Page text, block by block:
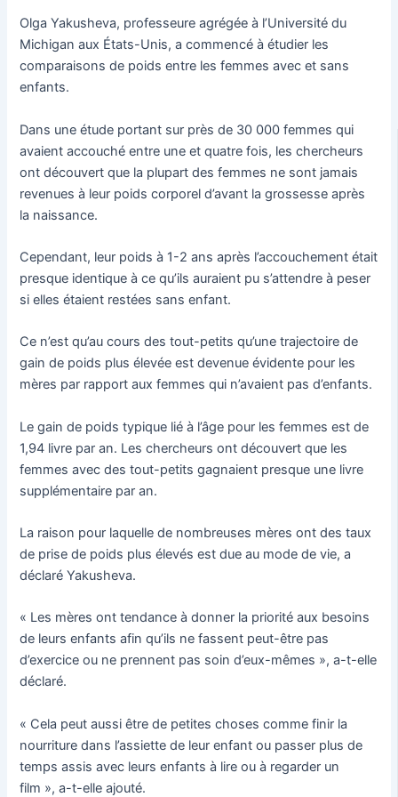
Olga Yakusheva, professeure agrégée à l’Université du
Michigan aux États-Unis, a commencé à étudier les
comparaisons de poids entre les femmes avec et sans
enfants.
Dans une étude portant sur près de 30 000 femmes qui
avaient accouché entre une et quatre fois, les chercheurs
ont découvert que la plupart des femmes ne sont jamais
revenues à leur poids corporel d’avant la grossesse après
la naissance.
Cependant, leur poids à 1-2 ans après l’accouchement était
presque identique à ce qu’ils auraient pu s’attendre à peser
si elles étaient restées sans enfant.
Ce n’est qu’au cours des tout-petits qu’une trajectoire de
gain de poids plus élevée est devenue évidente pour les
mères par rapport aux femmes qui n’avaient pas d’enfants.
Le gain de poids typique lié à l’âge pour les femmes est de
1,94 livre par an. Les chercheurs ont découvert que les
femmes avec des tout-petits gagnaient presque une livre
supplémentaire par an.
La raison pour laquelle de nombreuses mères ont des taux
de prise de poids plus élevés est due au mode de vie, a
déclaré Yakusheva.
« Les mères ont tendance à donner la priorité aux besoins
de leurs enfants afin qu’ils ne fassent peut-être pas
d’exercice ou ne prennent pas soin d’eux-mêmes », a-t-elle
déclaré.
« Cela peut aussi être de petites choses comme finir la
nourriture dans l’assiette de leur enfant ou passer plus de
temps assis avec leurs enfants à lire ou à regarder un
film », a-t-elle ajouté.